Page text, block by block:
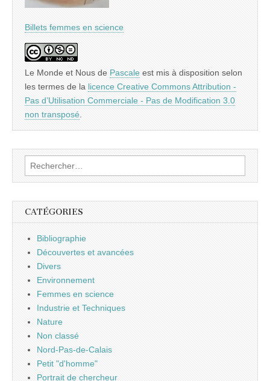
Billets femmes en science
Le Monde et Nous de Pascale est mis à disposition selon
les termes de la licence Creative Commons Attribution -
Pas d’Utilisation Commerciale - Pas de Modification 3.0
non transposé
Rechercher :
CATÉGORIES
Bibliographie
Découvertes et avancées
Divers
Environnement
Femmes en science
Industrie et Techniques
Nature
Non classé
Nord-Pas-de-Calais
Petit "d'homme"
Portrait de chercheur